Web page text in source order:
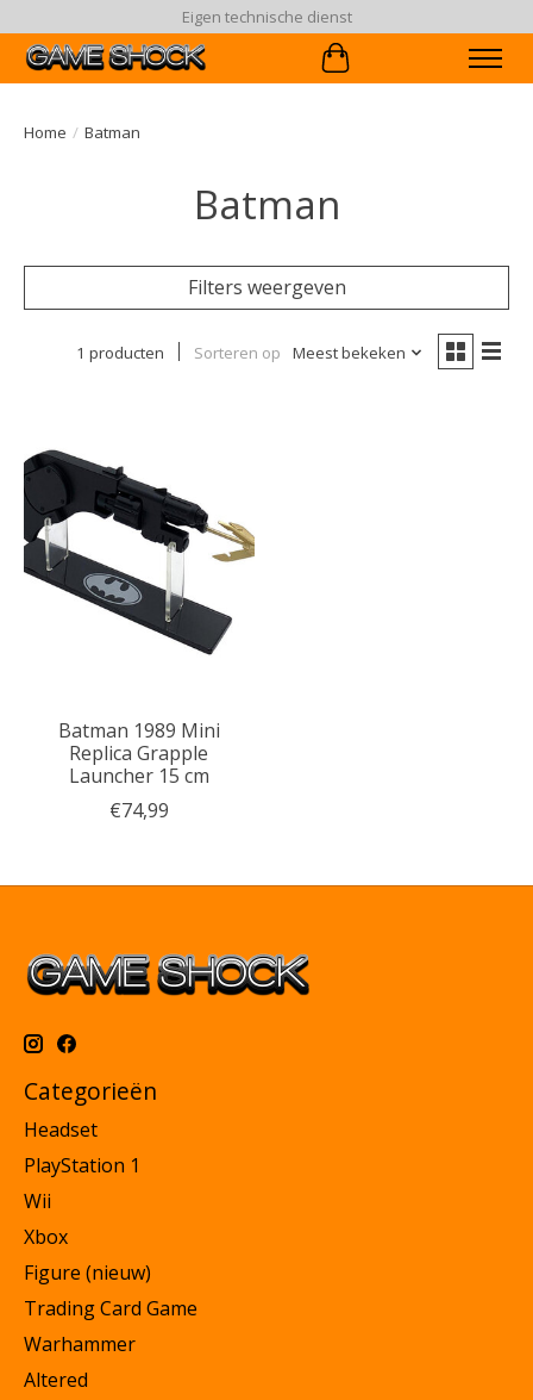
Eigen technische dienst
Winkelwagen
Home / Batman
Batman
Filters weergeven
1 producten Sorteren op Meest bekeken
Batman 1989 Mini
Replica Grapple
Launcher 15 cm
€74,99
Categorieën
Headset
PlayStation 1
Wii
Xbox
Figure (nieuw)
Trading Card Game
Warhammer
Altered